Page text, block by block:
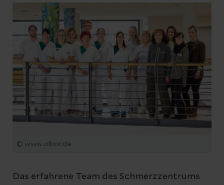
© www.olbor.de
Das erfahrene Team des Schmerzzentrums